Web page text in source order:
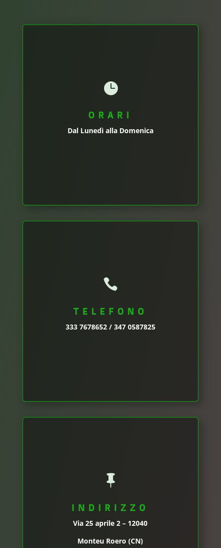

ORARI
Dal Lunedì alla Domenica

TELEFONO
333 7678652 / 347 0587825

INDIRIZZO
Via 25 aprile 2 – 12040
Monteu Roero (CN)